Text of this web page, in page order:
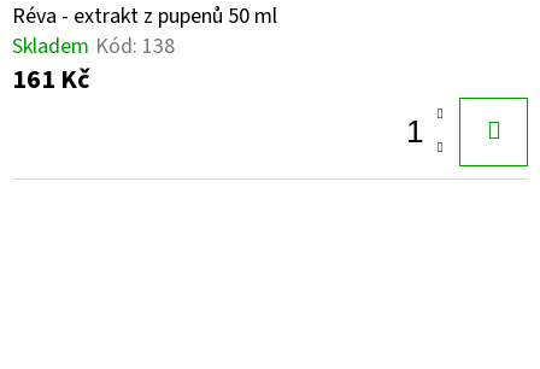
Réva - extrakt z pupenů 50 ml
Skladem Kód: 138
161 Kč